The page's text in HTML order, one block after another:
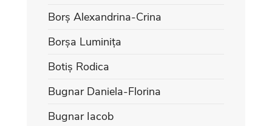
Borș Alexandrina-Crina
Borșa Luminița
Botiș Rodica
Bugnar Daniela-Florina
Bugnar Iacob